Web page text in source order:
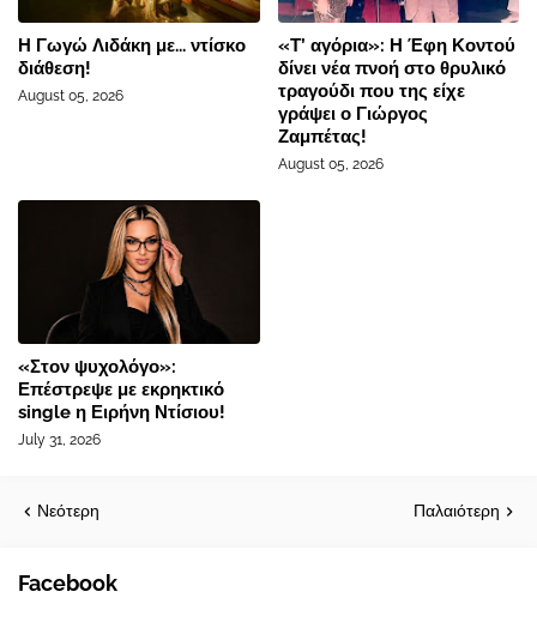
Η Γωγώ Λιδάκη με... ντίσκο
διάθεση!
August 05, 2026
«Τ’ αγόρια»: Η Έφη Κοντού
δίνει νέα πνοή στο θρυλικό
τραγούδι που της είχε
γράψει ο Γιώργος
Ζαμπέτας!
August 05, 2026
«Στον ψυχολόγο»:
Επέστρεψε με εκρηκτικό
single η Ειρήνη Ντίσιου!
July 31, 2026
Νεότερη Παλαιότερη
Facebook